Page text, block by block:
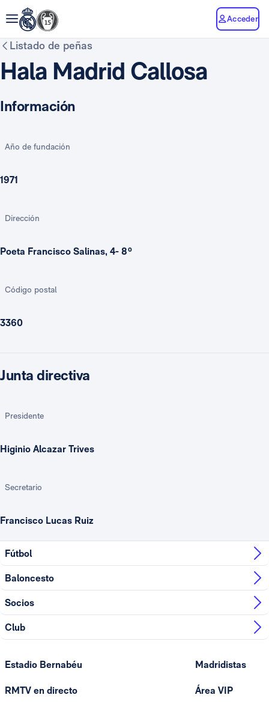
Acceder
Listado de peñas
Hala Madrid Callosa
Información
Año de fundación
1971
Dirección
Poeta Francisco Salinas, 4- 8º
Código postal
3360
Junta directiva
Presidente
Higinio Alcazar Trives
Secretario
Francisco Lucas Ruiz
Fútbol
Baloncesto
Socios
Club
Estadio Bernabéu
RMTV en directo
Madridistas
Área VIP